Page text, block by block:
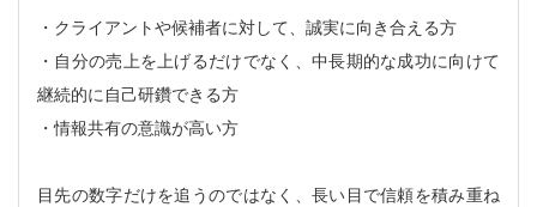
・クライアントや候補者に対して、誠実に向き合える方
・自分の売上を上げるだけでなく、中長期的な成功に向けて
継続的に自己研鑽できる方
・情報共有の意識が高い方
目先の数字だけを追うのではなく、長い目で信頼を積み重ね